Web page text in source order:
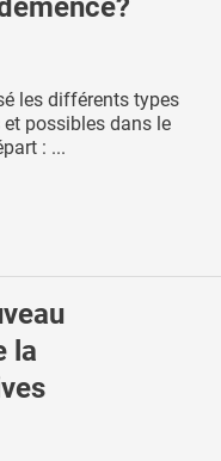
les différents types
possibles dans le
: ...
la